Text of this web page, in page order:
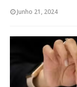
Junho 21, 2024